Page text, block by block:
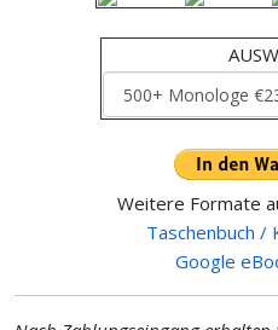
Weitere Formate
Taschenbuch /
Google